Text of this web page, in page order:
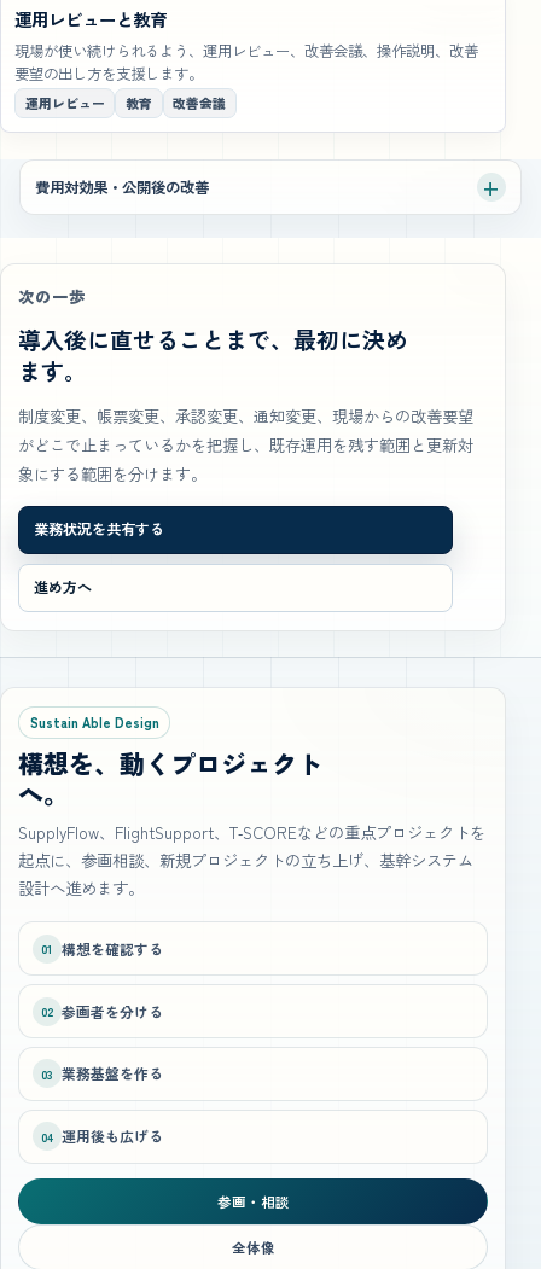
運用レビューと教育
現場が使い続けられるよう、運用レビュー、改善会議、操作説明、改善
要望の出し方を支援します。
運用レビュー 教育 改善会議
費用対効果・公開後の改善
次の一歩
導入後に直せることまで、最初に決め
ます。
制度変更、帳票変更、承認変更、通知変更、現場からの改善要望
がどこで止まっているかを把握し、既存運用を残す範囲と更新対
象にする範囲を分けます。
業務状況を共有する
進め方へ
Sustain Able Design
構想を、動くプロジェクト
へ。
SupplyFlow、FlightSupport、T‑SCOREなどの重点プロジェクトを
起点に、参画相談、新規プロジェクトの立ち上げ、基幹システム
設計へ進めます。
01 構想を確認する
02 参画者を分ける
03 業務基盤を作る
04 運用後も広げる
参画・相談
全体像